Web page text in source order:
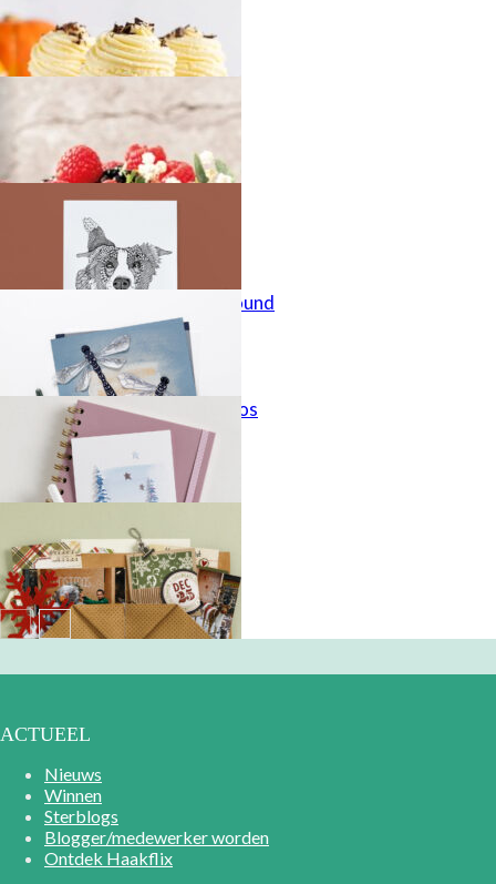
Najaarstaart
Doodle dog
Magic is all around
Hertje in het bos
ACTUEEL
Nieuws
Winnen
Sterblogs
Blogger/medewerker worden
Ontdek Haakflix